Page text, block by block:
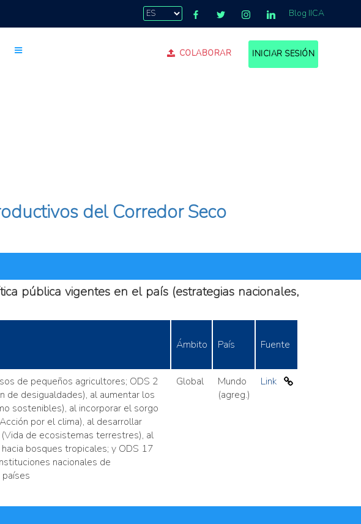
Blog IICA
COLABORAR INICIAR SESIÓN
del Corredor Seco
pública vigentes en el país (estrategias nacionales,
Ámbito País Fuente
de pequeños agricultores; ODS 2
de desigualdades), al aumentar los
sostenibles), al incorporar el sorgo
por el clima), al desarrollar
de ecosistemas terrestres), al
bosques tropicales; y ODS 17
nacionales de
Global
Mundo
(agreg.)
Link